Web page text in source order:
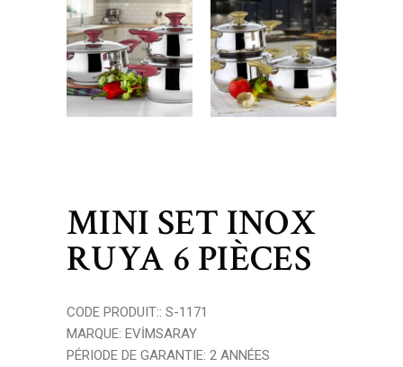
MINI SET INOX
RUYA 6 PIÈCES
CODE PRODUIT:: S-1171
MARQUE: EVİMSARAY
PÉRIODE DE GARANTIE: 2 ANNÉES